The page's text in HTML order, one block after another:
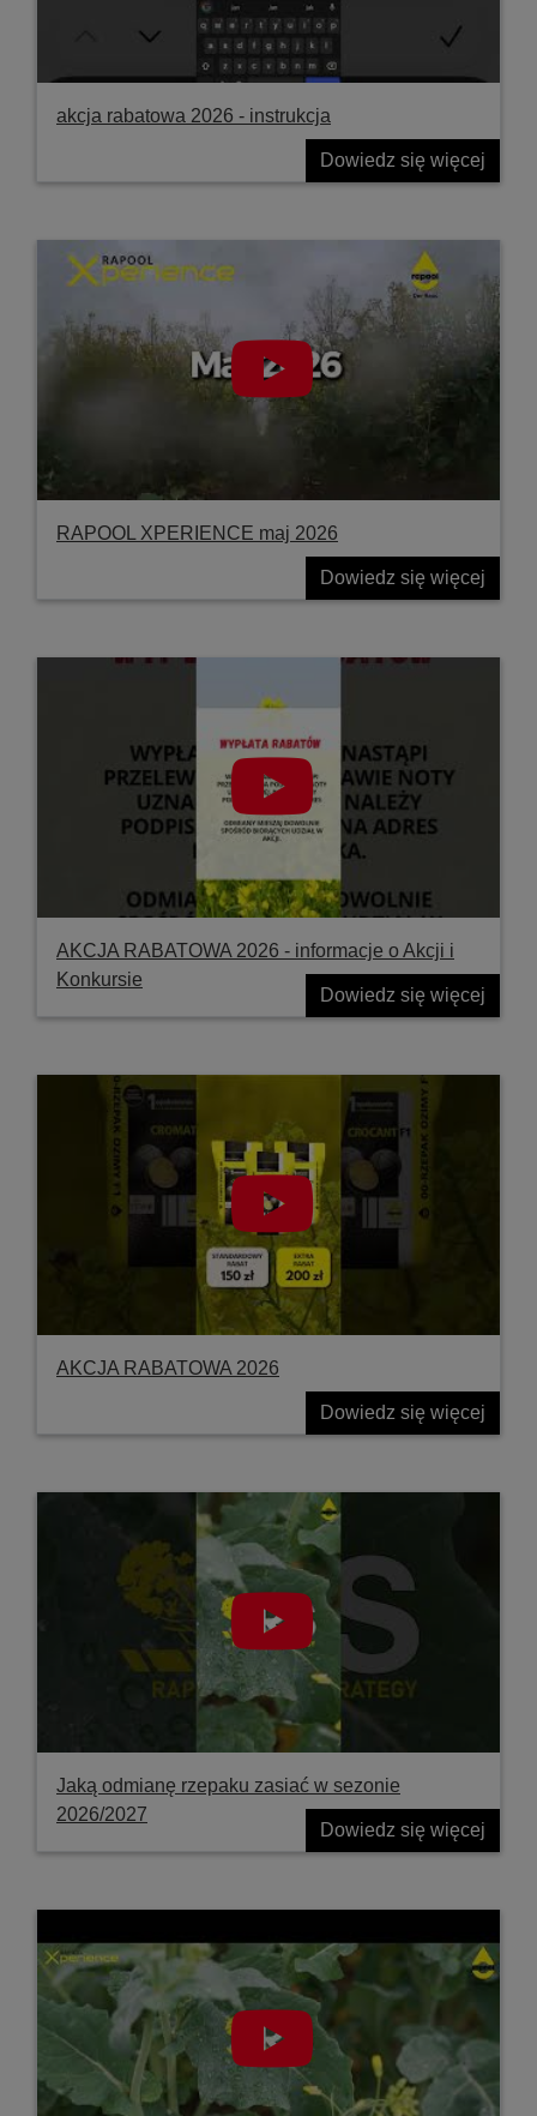
akcja rabatowa 2026 - instrukcja
Dowiedz się więcej
RAPOOL XPERIENCE maj 2026
Dowiedz się więcej
AKCJA RABATOWA 2026 - informacje o Akcji i
Konkursie
Dowiedz się więcej
AKCJA RABATOWA 2026
Dowiedz się więcej
Jaką odmianę rzepaku zasiać w sezonie
2026/2027
Dowiedz się więcej